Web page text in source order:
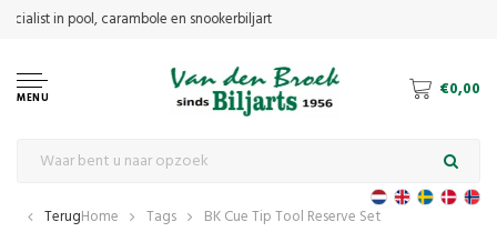
MENU €0,00
TerugHome Tags BK Cue Tip Tool Reserve Set